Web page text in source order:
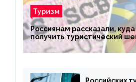
Туризм
Россиянам рассказали,
получить туристический